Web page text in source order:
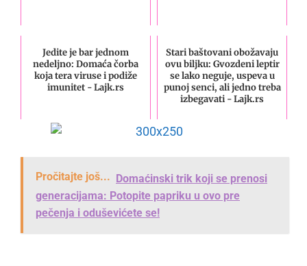
Jedite je bar jednom
nedeljno: Domaća čorba
koja tera viruse i podiže
imunitet - Lajk.rs
Stari baštovani obožavaju
ovu biljku: Gvozdeni leptir
se lako neguje, uspeva u
punoj senci, ali jedno treba
izbegavati - Lajk.rs
Pročitajte još... Domaćinski trik koji se prenosi
generacijama: Potopite papriku u ovo pre
pečenja i oduševićete se!